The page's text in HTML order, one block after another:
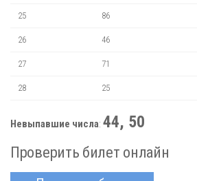
25 86
26 46
27 71
28 25
Невыпавшие числа: 44, 50
Проверить билет онлайн